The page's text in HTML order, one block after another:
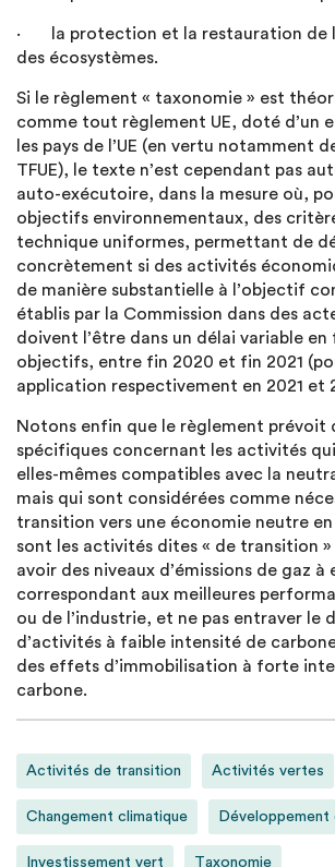
· la protection et la restauration de
des écosystèmes.
Si le règlement « taxonomie » est
comme tout règlement UE, doté d’un
les pays de l’UE (en vertu notamment
TFUE), le texte n’est cependant pas
auto-exécutoire, dans la mesure où,
objectifs environnementaux, des
technique uniformes, permettant de
concrètement si des activités
de manière substantielle à l’objectif
établis par la Commission dans des
doivent l’être dans un délai variable
objectifs, entre fin 2020 et fin 2021
application respectivement en 2021 et
Notons enfin que le règlement prévoit
spécifiques concernant les activités
elles-mêmes compatibles avec la
mais qui sont considérées comme
transition vers une économie neutre
sont les activités dites « de transition »
avoir des niveaux d’émissions de gaz
correspondant aux meilleures
ou de l’industrie, et ne pas entraver le
d’activités à faible intensité de
des effets d’immobilisation à forte
carbone.
Activités de transition Activités vertes
Changement climatique Développement
Investissement vert Taxonomie